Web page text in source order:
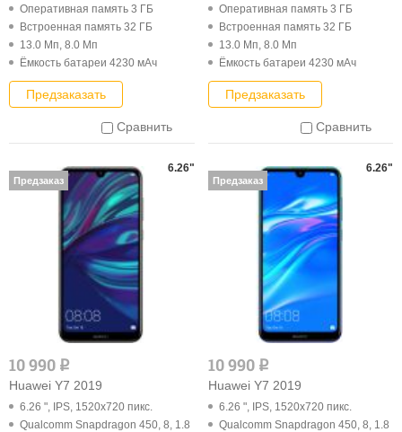
Оперативная память 3 ГБ
Встроенная память 32 ГБ
13.0 Мп, 8.0 Мп
Ёмкость батареи 4230 мАч
Предзаказать
Сравнить
Оперативная память 3 ГБ
Встроенная память 32 ГБ
13.0 Мп, 8.0 Мп
Ёмкость батареи 4230 мАч
Предзаказать
Сравнить
10 990 q
Huawei Y7 2019
6.26 ", IPS, 1520x720 пикс.
Qualcomm Snapdragon 450, 8, 1.8
6.26"
Предзаказ
10 990 q
Huawei Y7 2019
6.26 ", IPS, 1520x720 пикс.
Qualcomm Snapdragon 450, 8, 1.8
6.26"
Предзаказ